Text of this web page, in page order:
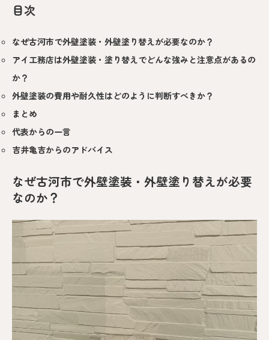
目次
なぜ古河市で外壁塗装・外壁塗り替えが必要なのか？
アイ工務店は外壁塗装・塗り替えでどんな強みと注意点があるの
か？
外壁塗装の費用や耐久性はどのように判断すべきか？
まとめ
代表からの一言
吉井亀吉からのアドバイス
なぜ古河市で外壁塗装・外壁塗り替えが必要
なのか？